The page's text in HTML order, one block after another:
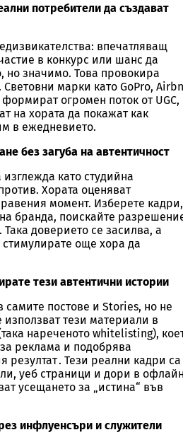
потребители да създават
впечатляващ
в конкурс или шанс да
но значимо. Това провокира
марки като GoPro,
огромен поток от UGC,
на хората да покажат как
в ежедневието.
без загуба на автентичност
като студийна
Хората оценяват
момент. Изберете кадри,
бранда, поискайте
доверието се засилва, а
още хора да
тези автентични истории
самите постове и Stories, но не
използват тези материали в
нареченото whitelisting),
реклама и подобрява
резултат . Тези реални кадри са
уеб страници и дори в
усещането за „истина“ във
инфлуенсъри и служители